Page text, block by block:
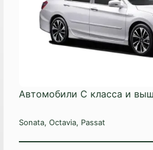
Автомобили С класса и
Sonata, Octavia, Passat